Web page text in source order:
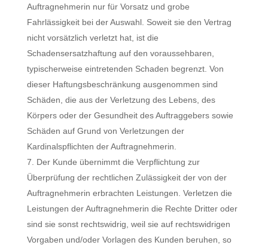
Auftragnehmerin nur für Vorsatz und grobe
Fahrlässigkeit bei der Auswahl. Soweit sie den Vertrag
nicht vorsätzlich verletzt hat, ist die
Schadensersatzhaftung auf den voraussehbaren,
typischerweise eintretenden Schaden begrenzt. Von
dieser Haftungsbeschränkung ausgenommen sind
Schäden, die aus der Verletzung des Lebens, des
Körpers oder der Gesundheit des Auftraggebers sowie
Schäden auf Grund von Verletzungen der
Kardinalspflichten der Auftragnehmerin.
Der Kunde übernimmt die Verpflichtung zur
Überprüfung der rechtlichen Zulässigkeit der von der
Auftragnehmerin erbrachten Leistungen. Verletzen die
Leistungen der Auftragnehmerin die Rechte Dritter oder
sind sie sonst rechtswidrig, weil sie auf rechtswidrigen
Vorgaben und/oder Vorlagen des Kunden beruhen, so